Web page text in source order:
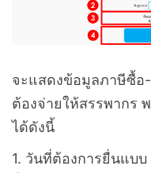
จะแสดงข้อมูลภาษีซื้
ต้องจ่ายให้สรรพากร
ได้ดังนี้
1. วันที่ต้องการยื่นแบ